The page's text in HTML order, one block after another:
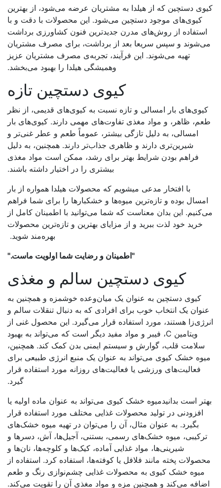
کیوی دستچین که از هیلدا به مشتریان عرضه می‌شود، از بهترین
کیوی‌های موجود دستچین می‌شود. این محصولات با دقت و با
استفاده از روش‌های مدرن جدیدترین فنون کشاورزی برداشت
می‌شوند و سپس سریعا بعد از برداشت، برای مصرف مشتریان
تهیه می‌شوند. این فرآیند، تجربه‌ی مصرف مشتریان عزیز
وهمیشگی هیلدا را بهبود می‌بخشد.
کیوی دستچین تازه
کیوی‌های بار امسالی و تازه نسبت به کیوی‌های قدیمی، از نظر
طعم، ظاهر، و مواد مغذی تفاوت‌های مهمی دارند. کیوی‌های بار
امسالی، به دلیل تازگی بیشتر، عموماً طعم و عطر غنی‌تر و
شیرین‌تری دارند و ظاهری جذاب‌تر دارند. همچنین، به دلیل
فراهم بودن شرایط بهتر برای رشد، ممکن است مواد مغذی
بیشتری را در اختیار داشته باشند.
با افتخار مدعی میشویم که محصولات هیلدا همواره از بار
امسال بوده و تازه‌ترین میوه‌ها و خشکبارها را برای شما فراهم
می‌کنیم. این بدان معناست که شما می‌توانید با اطمینان کامل از
خرید خود لذت ببرید و از مزایای بهترین و تازه‌ترین محصولات
بهره‌مند شوید.
"اطمینان و رضایت شما اولویت ماست."
کیوی دستچین سالم و مغذی
کیوی دستچین به عنوان یک میان‌وعده خوشمزه و همچنین به
عنوان یک انتخاب خوب برای افرادی که به دنبال تنقلات سالم و
انرژی‌زا هستند، مورد استفاده قرار می‌گیرد. این محصول غنی از
ویتامین C، فیبر و مواد مفید دیگر است که می‌تواند به بهبود
سلامت قلب، گوارش و سیستم ایمنی بدن کمک کند. همچنین،
میوه خشک کیوی می‌تواند به عنوان یک منبع انرژی طبیعی برای
فعالیت‌های ورزشی یا فعالیت‌های روزانه مورد استفاده قرار
گیرد.
بهتر است بدانیدمیوه خشک کیوی می‌تواند به عنوان ماده اولیه یا
افزودنی در تولید محصولات غذایی مختلف مورد استفاده قرار
بگیرد. به عنوان مثال، آن را می‌توان در تهیه میوه خشک‌های
ترکیبی، میوه خشک‌های رسمی، بستنی، آجیل‌ها، آش، دسرها و
شیرینی‌ها، مواد غذایی آماده، کیک‌ها و کلوچه‌ها، نان‌ها و
محصولات پخته مانند فلافل یا کوفته‌ها، استفاده کرد. استفاده از
میوه خشک کیوی به محصولات غذایی چشم‌نوازی رنگ و طعم
اضافه می‌کند و همچنین مزه و مواد مغذی آن را تقویت می‌کند.